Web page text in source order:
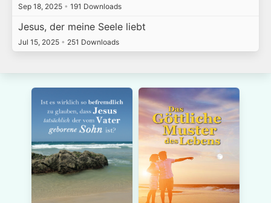
Sep 18, 2025 • 191 Downloads
Jesus, der meine Seele liebt
Jul 15, 2025 • 251 Downloads